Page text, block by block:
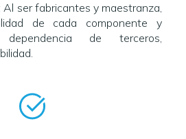
Al ser fabricantes y maestranza,
de cada componente y
de terceros,